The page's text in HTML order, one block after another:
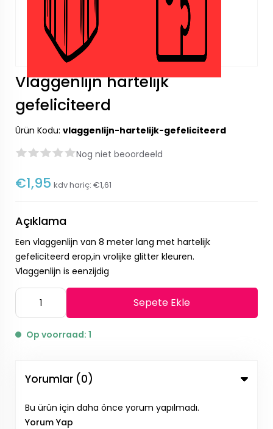
Vlaggenlijn hartelijk
gefeliciteerd
Ürün Kodu: vlaggenlijn-hartelijk-gefeliciteerd
Nog niet beoordeeld
€1,95 kdv hariç: €1,61
Açıklama
Een vlaggenlijn van 8 meter lang met hartelijk
gefeliciteerd erop,in vrolijke glitter kleuren.
Vlaggenlijn is eenzijdig
Sepete Ekle
Op voorraad: 1
Yorumlar (0)
Bu ürün için daha önce yorum yapılmadı.
Yorum Yap